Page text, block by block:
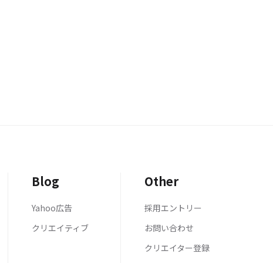
Blog
Yahoo広告
クリエイティブ
Other
採用エントリー
お問い合わせ
クリエイター登録